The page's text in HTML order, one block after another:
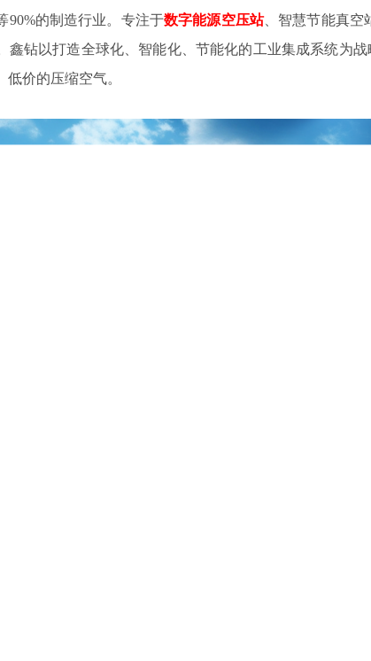
90%的制造行业。专注于数字能源空压站、智慧节能真空
鑫钻以打造全球化、智能化、节能化的工业集成系统为
价的压缩空气。